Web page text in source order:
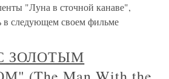
"Луна в сточной канаве",
следующем своем фильме
ЗОЛОТЫМ